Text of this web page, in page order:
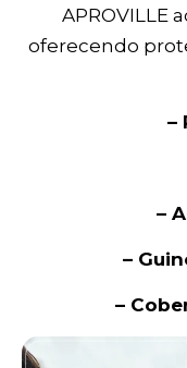
APROVILLE
oferecendo
–
–
–
–